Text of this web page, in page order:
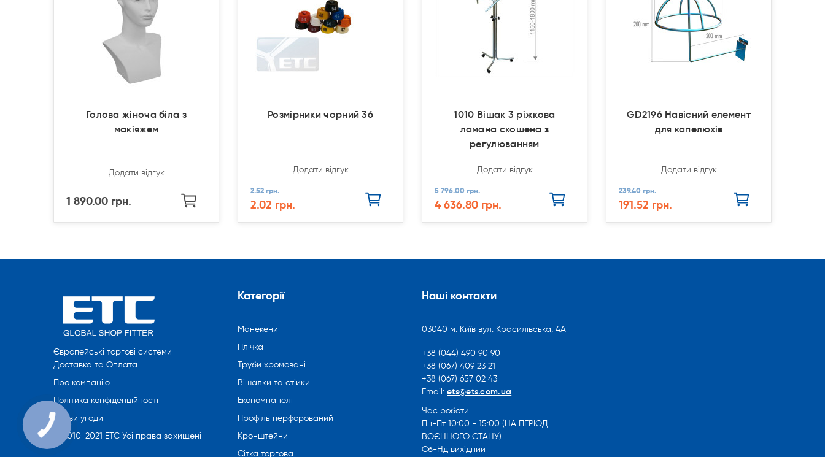
Голова жіноча біла з
макіяжем
Додати відгук
1 890.00 грн.
Розмірники чорний 36
Додати відгук
2.52 грн.
2.02 грн.
1010 Вішак 3 ріжкова
ламана скошена з
регулюванням
Додати відгук
5 796.00 грн.
4 636.80 грн.
GD2196 Навісний елемент
для капелюхів
Додати відгук
239.40 грн.
191.52 грн.
Європейські торгові системи
Доставка та Оплата
Про компанію
Політика конфіденційності
Умови угоди
© 2010-2021 ETC Усі права захищені
Категорії
Манекени
Плічка
Труби хромовані
Вішалки та стійки
Економпанелі
Профіль перфорований
Кронштейни
Сітка торгова
Наші контакти
03040 м. Київ вул. Красилівська, 4А
+38 (044) 490 90 90
+38 (067) 409 23 21
+38 (067) 657 02 43
Email: ets@ets.com.ua
Час роботи
Пн-Пт 10:00 - 15:00 (НА ПЕРІОД
ВОЄННОГО СТАНУ)
Сб-Нд вихідний